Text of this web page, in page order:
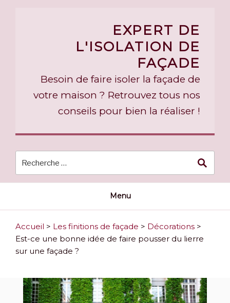
EXPERT DE
L'ISOLATION DE
FAÇADE
Besoin de faire isoler la façade de
votre maison ? Retrouvez tous nos
conseils pour bien la réaliser !
Menu
Accueil > Les finitions de façade > Décorations >
Est-ce une bonne idée de faire pousser du lierre
sur une façade ?